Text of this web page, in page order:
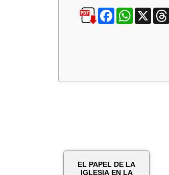
FacebookWhatsApp
X
EL PAPEL DE LA
IGLESIA EN LA